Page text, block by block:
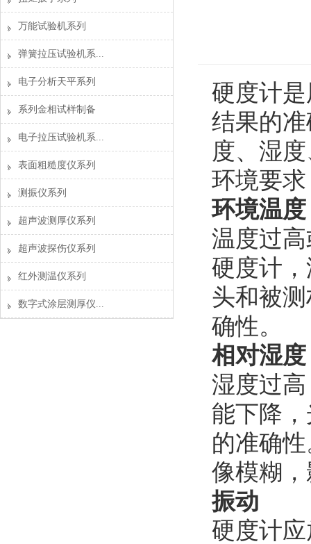
万能试验机系列
弹簧拉压试验机系...
电子分析天平系列
系列金相试样制备
电子拉压试验机系...
表面粗糙度仪系列
测振仪系列
超声波测厚仪系列
超声波探伤仪系列
红外测温仪系列
数字式涂层测厚仪...
硬度计
结果的
度、湿
环境要
环境温度
温度过
硬度计
头和被
确性。
相对湿度
湿度过
能下降
的准确
像模糊
振动
硬度计